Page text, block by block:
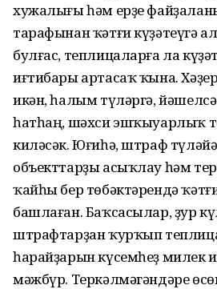
хужалығы һәм ерҙе
тарафынан ҡәтғи күҙәтеүгә
булғас, теплицаларға ла
иғтибары артасаҡ ҡына.
икән, һалым түләргә,
һатһаң, шәхси эшҡыуарлыҡ
киләсәк. Юғиһә, штраф
объекттарҙы асыҡлау һәм
ҡайһы бер төбәктәрендә
башлаған. Баҡсасылар, ҙур
штрафтарҙан ҡурҡып
һарайҙарын күсемһеҙ милек
мәжбүр. Теркәлмәгәндәре